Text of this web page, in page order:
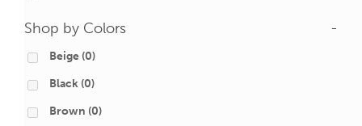
Shop by Colors -
Beige (0)
Black (0)
Brown (0)